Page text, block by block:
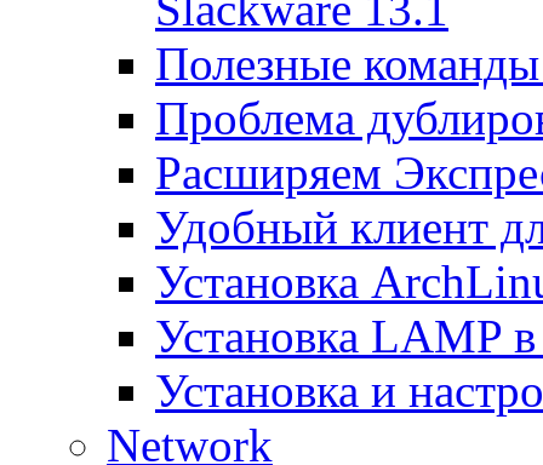
Полезные
Проблема
Расширяем
Удобный клиент
Установка
Установка LAMP
Установка и
Network